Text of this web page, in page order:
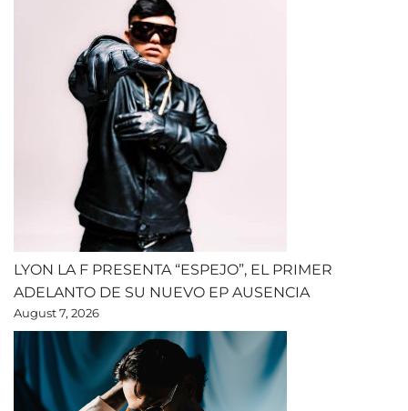
LYON LA F PRESENTA “ESPEJO”, EL PRIMER
ADELANTO DE SU NUEVO EP AUSENCIA
August 7, 2026